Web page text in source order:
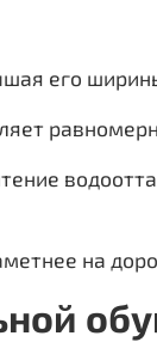
его
на